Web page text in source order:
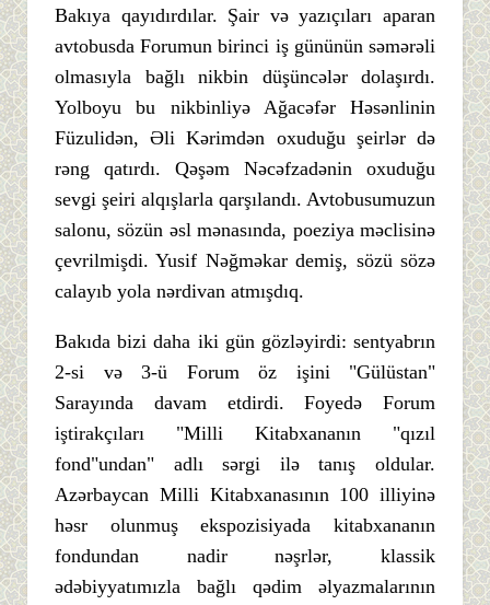
Bakıya qayıdırdılar. Şair və yazıçıları aparan
avtobusda Forumun birinci iş gününün səmərəli
olmasıyla bağlı nikbin düşüncələr dolaşırdı.
Yolboyu bu nikbinliyə Ağacəfər Həsənlinin
Füzulidən, Əli Kərimdən oxuduğu şeirlər də
rəng qatırdı. Qəşəm Nəcəfzadənin oxuduğu
sevgi şeiri alqışlarla qarşılandı. Avtobusumuzun
salonu, sözün əsl mənasında, poeziya məclisinə
çevrilmişdi. Yusif Nəğməkar demiş, sözü sözə
calayıb yola nərdivan atmışdıq.
Bakıda bizi daha iki gün gözləyirdi: sentyabrın
2-si və 3-ü Forum öz işini "Gülüstan"
Sarayında davam etdirdi. Foyedə Forum
iştirakçıları "Milli Kitabxananın "qızıl
fond"undan" adlı sərgi ilə tanış oldular.
Azərbaycan Milli Kitabxanasının 100 illiyinə
həsr olunmuş ekspozisiyada kitabxananın
fondundan nadir nəşrlər, klassik
ədəbiyyatımızla bağlı qədim əlyazmalarının